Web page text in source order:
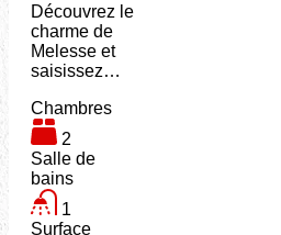
Découvrez le
charme de
Melesse et
saisissez…
Chambres
2
Salle de
bains
1
Surface